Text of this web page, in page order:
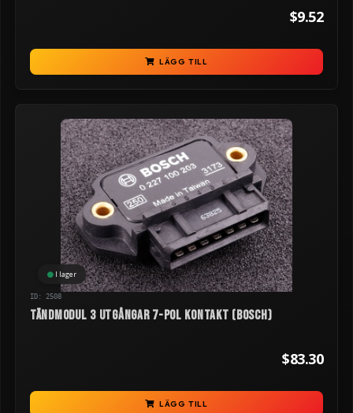
$9.52
LÄGG TILL
I lager
ID: 2508
Tändmodul 3 utgångar 7-pol kontakt (Bosch)
$83.30
LÄGG TILL